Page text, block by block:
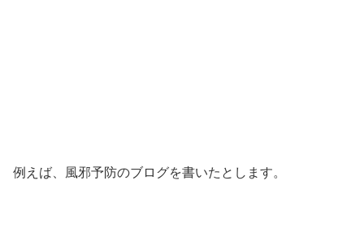
例えば、風邪予防のブログを書いたとします。